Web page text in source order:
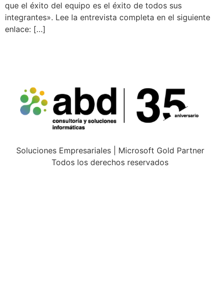
que el éxito del equipo es el éxito de todos sus
integrantes». Lee la entrevista completa en el siguiente
enlace: […]
Soluciones Empresariales | Microsoft Gold Partner
Todos los derechos reservados